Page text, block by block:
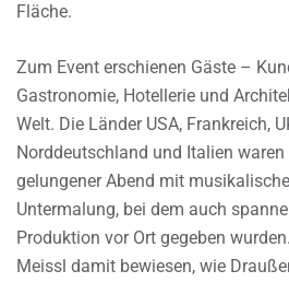
Fläche.
Zum Event erschienen Gäste –
Gastronomie, Hotellerie und
Welt. Die Länder USA, Frankreich,
Norddeutschland und Italien waren
gelungener Abend mit
Untermalung, bei dem auch
Produktion vor Ort gegeben
Meissl damit bewiesen, wie